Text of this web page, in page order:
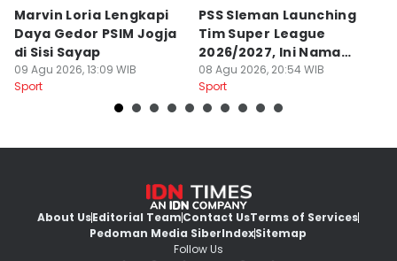
Marvin Loria Lengkapi
Daya Gedor PSIM Jogja
di Sisi Sayap
09 Agu 2026, 13:09 WIB
Sport
PSS Sleman Launching
Tim Super League
2026/2027, Ini Nama
Para Pemain
08 Agu 2026, 20:54 WIB
Sport
About UsEditorial TeamContact UsTerms of Services
Pedoman Media SiberIndexSitemap
Follow Us